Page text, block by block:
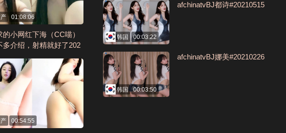
01:08:06
的小网红下海（CC喵）
多介绍，射精就好了202
00:54:55
韩国 00:03:22
afchinatvBJ都诗#20210515
韩国 00:03:50
afchinatvBJ娜美#20210226